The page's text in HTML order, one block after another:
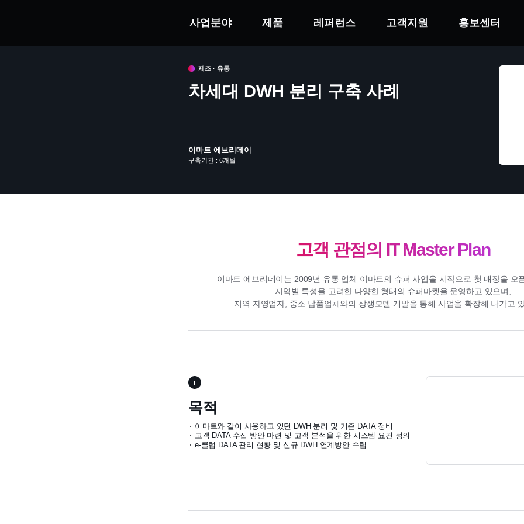
사업분야 제품 레퍼런스 고객지원 홍보센터
제조 · 유통
차세대 DWH 분리 구축 사례
이마트 에브리데이
구축기간 : 6개월
고객 관점의 IT Master Plan
이마트 에브리데이는 2009년 유통 업체 이마트의 슈퍼 사업을 시작으로 첫 매장을 오
지역별 특성을 고려한 다양한 형태의 슈퍼마켓을 운영하고 있으며,
지역 자영업자, 중소 납품업체와의 상생모델 개발을 통해 사업을 확장해 나가고
1
목적
이마트와 같이 사용하고 있던 DWH 분리 및 기존 DATA 정비
고객 DATA 수집 방안 마련 및 고객 분석을 위한 시스템 요건 정의
e-클럽 DATA 관리 현황 및 신규 DWH 연계방안 수립